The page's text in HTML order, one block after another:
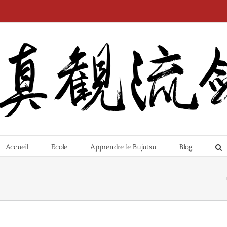
Accueil Ecole Apprendre le Bujutsu Blog